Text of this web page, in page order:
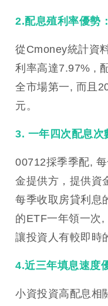
2.配息殖利率優勢：
從Cmoney統計資
利率高達7.97% ,
全市場第一, 而且
元。
3. 一年四次配息次
00712採季季配,
金提供方，提供資
每季收取房貸利息
的ETF一年領一次
讓投資人有較即時
4.近三年填息速度
小資投資高配息相